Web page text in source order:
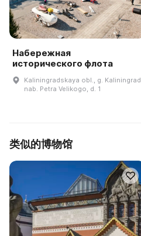
Набережная
исторического флота
Kaliningradskaya obl., g. Kaliningrad,
nab. Petra Velikogo, d. 1
类似的博物馆